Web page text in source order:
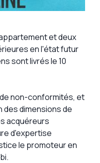
et deux
en l'état futur
sont livrés le 10
non-conformités, et
des dimensions de
acquéreurs
d'expertise
le promoteur en